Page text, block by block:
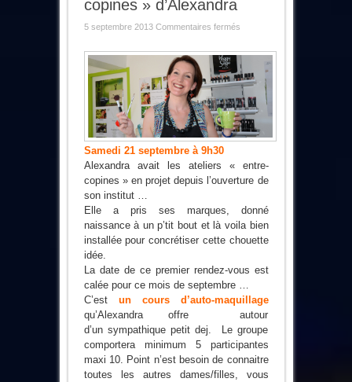
copines » d’Alexandra
5 septembre 2013 Commentaires ferméssur
« entre-
copines »
d’Alexandra
Samedi 21 septembre à 9h30
Alexandra avait les ateliers « entre-
copines » en projet depuis l’ouverture de
son institut …
Elle a pris ses marques, donné
naissance à un p’tit bout et là voila bien
installée pour concrétiser cette chouette
idée.
La date de ce premier rendez-vous est
calée pour ce mois de septembre …
C’est un cours d’auto-maquillage
qu’Alexandra offre autour
d’un sympathique petit dej. Le groupe
comportera minimum 5 participantes
maxi 10. Point n’est besoin de connaitre
toutes les autres dames/filles, vous